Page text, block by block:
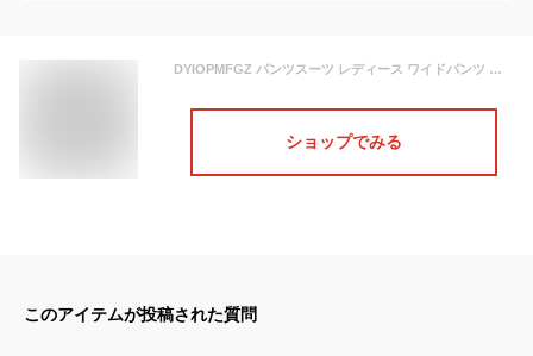
DYIOPMFGZ パンツスーツ レディース ワイドパンツ シャツ?上下 2点セット セットアップ ロングパンツ スーツ コート ブラウス ズボン ロングシャツ アウター ジャケット シャツワンピース カジュアル 長袖 ゆったり ロング マキシ丈 春夏秋冬 (カーキ,F,Free Size)
ショップでみる
このアイテムが投稿された質問